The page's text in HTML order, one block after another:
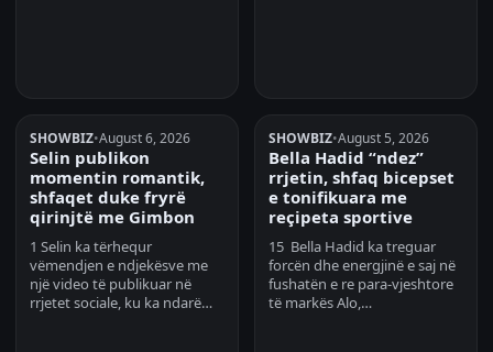
SHOWBIZ•August 6, 2026
Selin publikon
momentin romantik,
shfaqet duke fryrë
qirinjtë me Gimbon
1 Selin ka tërhequr
vëmendjen e ndjekësve me
një video të publikuar në
rrjetet sociale, ku ka ndarë…
SHOWBIZ•August 5, 2026
Bella Hadid “ndez”
rrjetin, shfaq bicepset
e tonifikuara me
reçipeta sportive
15 Bella Hadid ka treguar
forcën dhe energjinë e saj në
fushatën e re para-vjeshtore
të markës Alo,…